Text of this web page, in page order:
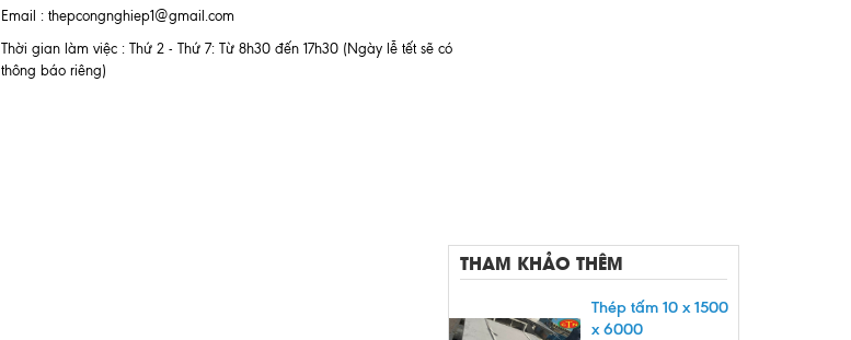
Email : thepcongnghiep1@gmail.com
Thời gian làm việc : Thứ 2 - Thứ 7: Từ 8h30 đến 17h30 (Ngày lễ tết sẽ có
thông báo riêng)
THAM KHẢO THÊM
Thép tấm 10 x 1500
x 6000